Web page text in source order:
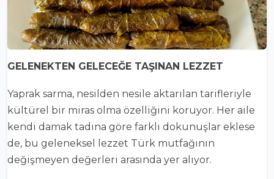
GELENEKTEN GELECEĞE TAŞINAN LEZZET
Yaprak sarma, nesilden nesile aktarılan tarifleriyle
kültürel bir miras olma özelliğini koruyor. Her aile
kendi damak tadına göre farklı dokunuşlar eklese
de, bu geleneksel lezzet Türk mutfağının
değişmeyen değerleri arasında yer alıyor.